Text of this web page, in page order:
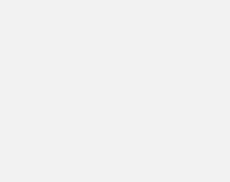
енергії у гарячій воді